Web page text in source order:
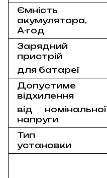
Ємність
акумулятора,
А·год
Зарядний
пристрій
для батареї
Допустиме
відхилення
від номінальної
напруги
Тип
установки